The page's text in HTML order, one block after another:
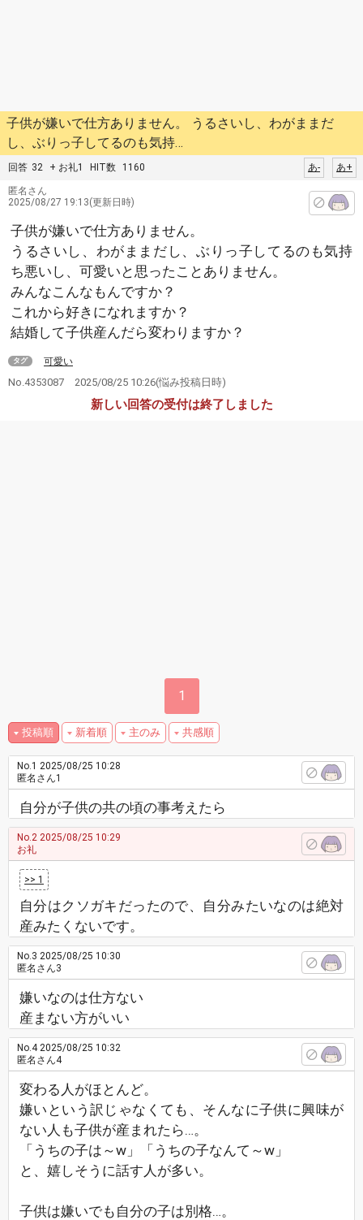
子供が嫌いで仕方ありません。 うるさいし、わがままだ
し、ぶりっ子してるのも気持…
回答 32 + お礼1 HIT数 1160 あ+
あ-
匿名さん
2025/08/27 19:13(更新日時)
子供が嫌いで仕方ありません。
うるさいし、わがままだし、ぶりっ子してるのも気持
ち悪いし、可愛いと思ったことありません。
みんなこんなもんですか？
これから好きになれますか？
結婚して子供産んだら変わりますか？
タグ 可愛い
No.4353087 2025/08/25 10:26(悩み投稿日時)
新しい回答の受付は終了しました
1
投稿順 新着順 主のみ 共感順
No.1 2025/08/25 10:28
匿名さん1
自分が子供の共の頃の事考えたら
No.2 2025/08/25 10:29
お礼
>> 1
自分はクソガキだったので、自分みたいなのは絶対
産みたくないです。
No.3 2025/08/25 10:30
匿名さん3
嫌いなのは仕方ない
産まない方がいい
No.42025/08/25 10:32
匿名さん4
変わる人がほとんど。
嫌いという訳じゃなくても、そんなに子供に興味が
ない人も子供が産まれたら…。
「うちの子は～w」「うちの子なんて～w」
と、嬉しそうに話す人が多い。
子供は嫌いでも自分の子は別格…。